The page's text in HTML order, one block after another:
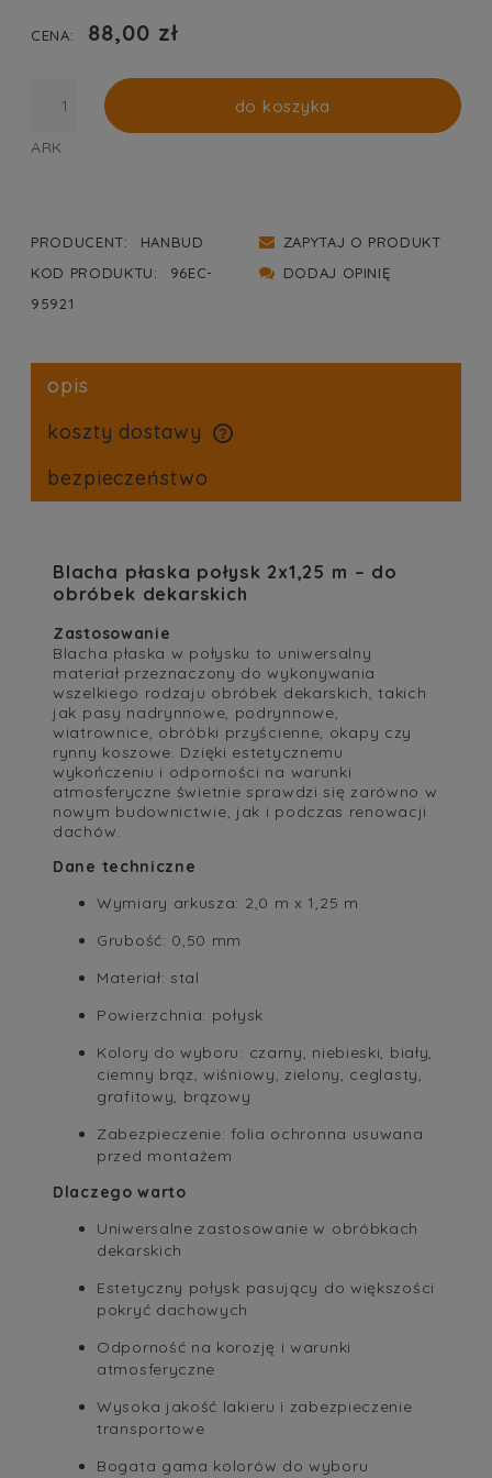
CENA:
88,00 zł
ARK
do koszyka
PRODUCENT:
HANBUD
KOD PRODUKTU:
96EC-
95921
ZAPYTAJ O PRODUKT
DODAJ OPINIĘ
opis
koszty dostawy
bezpieczeństwo
Blacha płaska połysk 2x1,25 m – do
obróbek dekarskich
Zastosowanie
Blacha płaska w połysku to uniwersalny
materiał przeznaczony do wykonywania
wszelkiego rodzaju obróbek dekarskich, takich
jak pasy nadrynnowe, podrynnowe,
wiatrownice, obróbki przyścienne, okapy czy
rynny koszowe. Dzięki estetycznemu
wykończeniu i odporności na warunki
atmosferyczne świetnie sprawdzi się zarówno w
nowym budownictwie, jak i podczas renowacji
dachów.
Dane techniczne
Wymiary arkusza: 2,0 m x 1,25 m
Grubość: 0,50 mm
Materiał: stal
Powierzchnia: połysk
Kolory do wyboru: czarny, niebieski, biały,
ciemny brąz, wiśniowy, zielony, ceglasty,
grafitowy, brązowy
Zabezpieczenie: folia ochronna usuwana
przed montażem
Dlaczego warto
Uniwersalne zastosowanie w obróbkach
dekarskich
Estetyczny połysk pasujący do większości
pokryć dachowych
Odporność na korozję i warunki
atmosferyczne
Wysoka jakość lakieru i zabezpieczenie
transportowe
Bogata gama kolorów do wyboru